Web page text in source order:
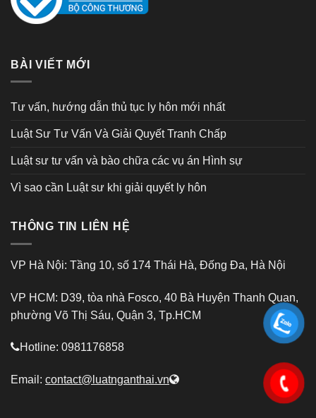
BÀI VIẾT MỚI
Tư vấn, hướng dẫn thủ tục ly hôn mới nhất
Luật Sư Tư Vấn Và Giải Quyết Tranh Chấp
Luật sư tư vấn và bào chữa các vụ án Hình sự
Vì sao cần Luật sư khi giải quyết ly hôn
THÔNG TIN LIÊN HỆ
VP Hà Nội: Tầng 10, số 174 Thái Hà, Đống Đa, Hà Nội
VP HCM: D39, tòa nhà Fosco, 40 Bà Huyện Thanh Quan,
phường Võ Thị Sáu, Quận 3, Tp.HCM
Hotline: 0981176858
Email: contact@luatnganthai.vn